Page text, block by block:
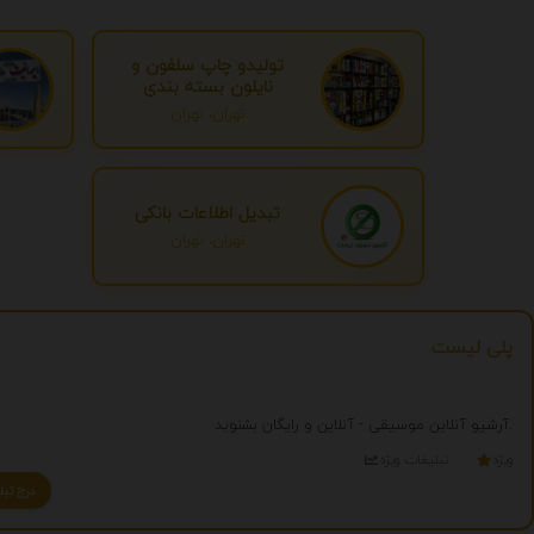
تولیدو چاپ سلفون و
نایلون بسته بندی
تهران، تهران
تبدیل اطلاعات بانکی
تهران، تهران
پلی لیست
درج تبلیغ شما